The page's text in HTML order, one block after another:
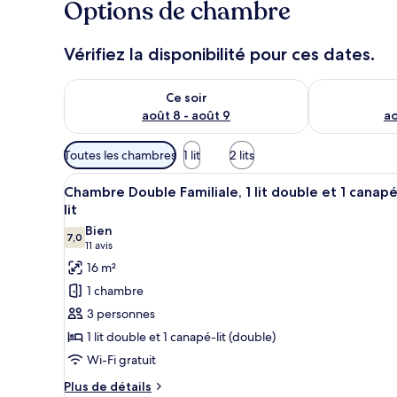
Options de chambre
Vérifiez la disponibilité pour ces dates.
Ce soir
août 8 - août 9
Vérifier la disponibilité pour ce soir août 8 - août 9
Vérifier la
Filtres
disponibles
pour
les
chambres
Toutes les chambres 1 lit 2 lits
Afficher
toutes
les
photos
pour
ce
type
de
chambre :
Chambre
Double
Une chambre d’hôtel avec
7
Chambre Double Familiale, 1 lit double et 1
lit
7,07,0 sur 10
Bien
11 avis
(11 avis)
16 m²
1 chambre
3 personnes
1 lit double et 1 canapé-lit (double)
Wi-Fi gratuit
Plus de détails
Plus